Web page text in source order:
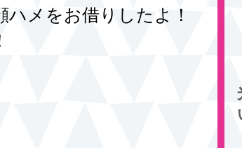
メをお借りしたよ！